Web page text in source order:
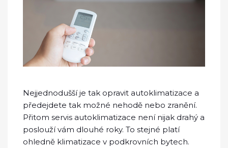
Nejjednodušší je tak opravit autoklimatizace a
předejdete tak možné nehodě nebo zranění.
Přitom servis autoklimatizace není nijak drahý a
poslouží vám dlouhé roky. To stejné platí
ohledně klimatizace v podkrovních bytech.